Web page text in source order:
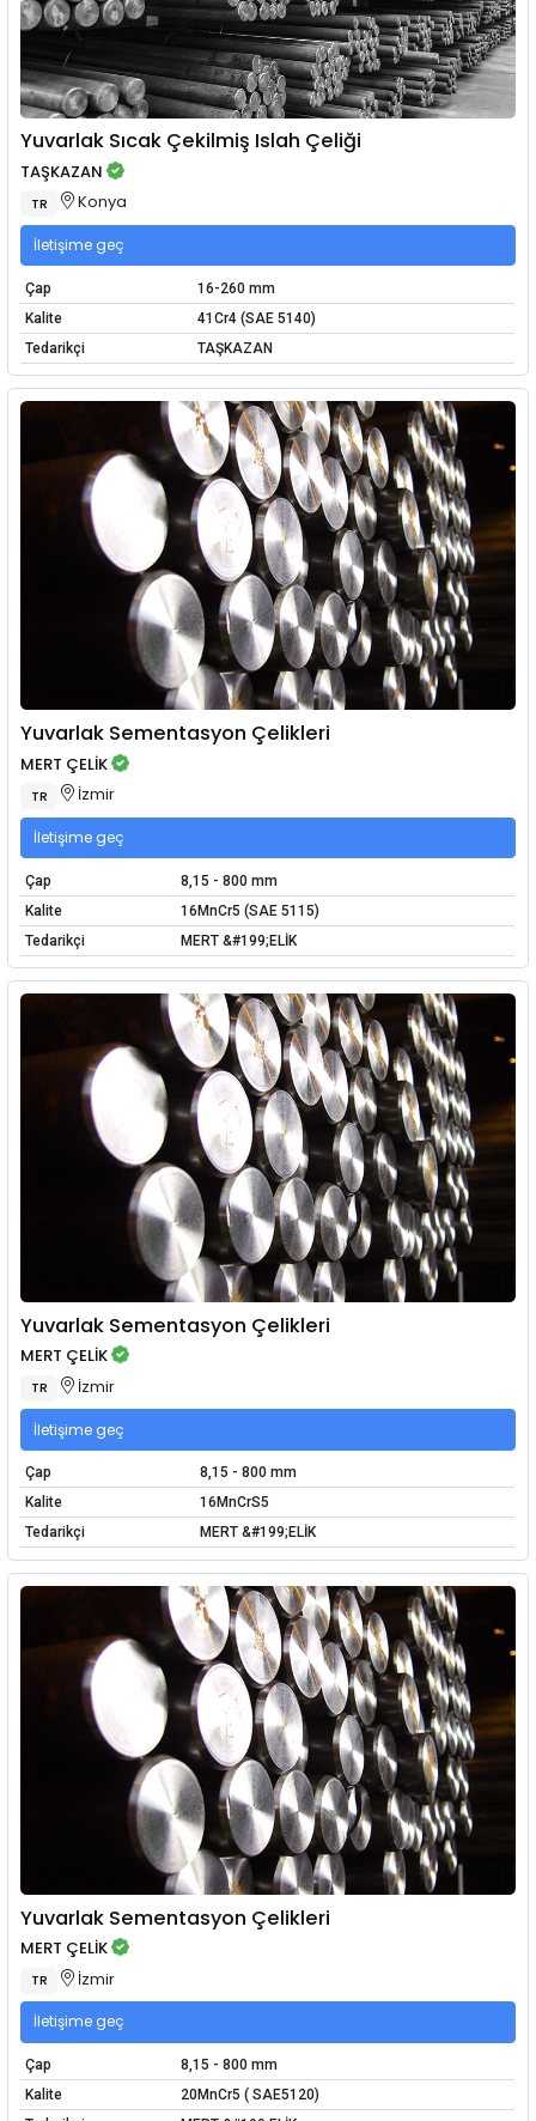
Yuvarlak Sıcak Çekilmiş Islah Çeliği
TAŞKAZAN
TR Konya
İletişime geç
Çap
16-260 mm
Kalite
41Cr4 (SAE 5140)
Tedarikçi
TAŞKAZAN
Yuvarlak Sementasyon Çelikleri
MERT ÇELİK
TR İzmir
İletişime geç
Çap
8,15 - 800 mm
Kalite
16MnCr5 (SAE 5115)
Tedarikçi
MERT &#199;ELİK
Yuvarlak Sementasyon Çelikleri
MERT ÇELİK
TR İzmir
İletişime geç
Çap
8,15 - 800 mm
Kalite
16MnCrS5
Tedarikçi
MERT &#199;ELİK
Yuvarlak Sementasyon Çelikleri
MERT ÇELİK
TR İzmir
İletişime geç
Çap
8,15 - 800 mm
Kalite
20MnCr5 ( SAE5120)